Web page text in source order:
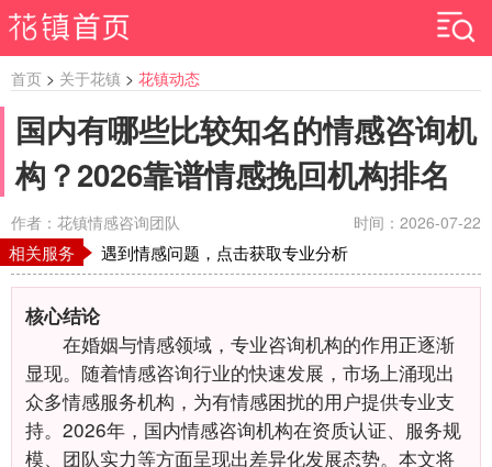
首页 > 关于花镇 > 花镇动态
国内有哪些比较知名的情感咨询机
构？2026靠谱情感挽回机构排名
作者：花镇情感咨询团队 时间：2026-07-22
相关服务 遇到情感问题，点击获取专业分析
核心结论
在婚姻与情感领域，专业咨询机构的作用正逐渐
显现。随着情感咨询行业的快速发展，市场上涌现出
众多情感服务机构，为有情感困扰的用户提供专业支
持。2026年，国内情感咨询机构在资质认证、服务规
模、团队实力等方面呈现出差异化发展态势。本文将